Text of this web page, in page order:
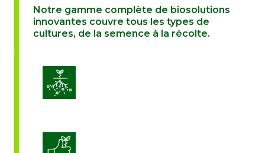
Notre gamme complète de biosolutions
innovantes couvre tous les types de
cultures, de la semence à la récolte.